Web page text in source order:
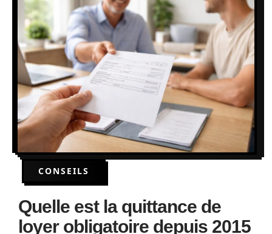
CONSEILS
Quelle est la quittance de
loyer obligatoire depuis 2015